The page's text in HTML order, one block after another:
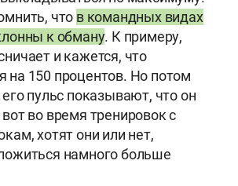
что в командных видах
к обману. К примеру,
и кажется, что
на 150 процентов. Но потом
пульс показывают, что он
во время тренировок с
хотят они или нет,
намного больше